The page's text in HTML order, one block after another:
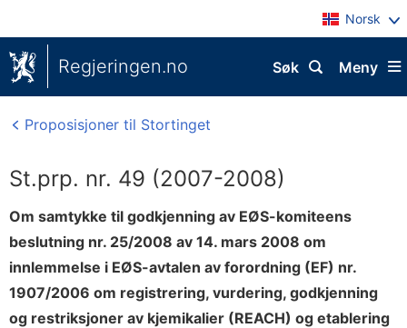
Norsk
Regjeringen.no Meny
Søk
Proposisjoner til Stortinget
St.prp. nr. 49 (2007-2008)
Om samtykke til godkjenning av EØS-komiteens
beslutning nr. 25/2008 av 14. mars 2008 om
innlemmelse i EØS-avtalen av forordning (EF) nr.
1907/2006 om registrering, vurdering, godkjenning
og restriksjoner av kjemikalier (REACH) og etablering